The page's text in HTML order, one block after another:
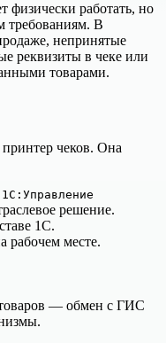
физически работать, но
требованиям. В
непринятые
реквизиты в чеке или
товарами.
чеков. Она
1С:Управление
решение.
1С.
рабочем месте.
— обмен с ГИС